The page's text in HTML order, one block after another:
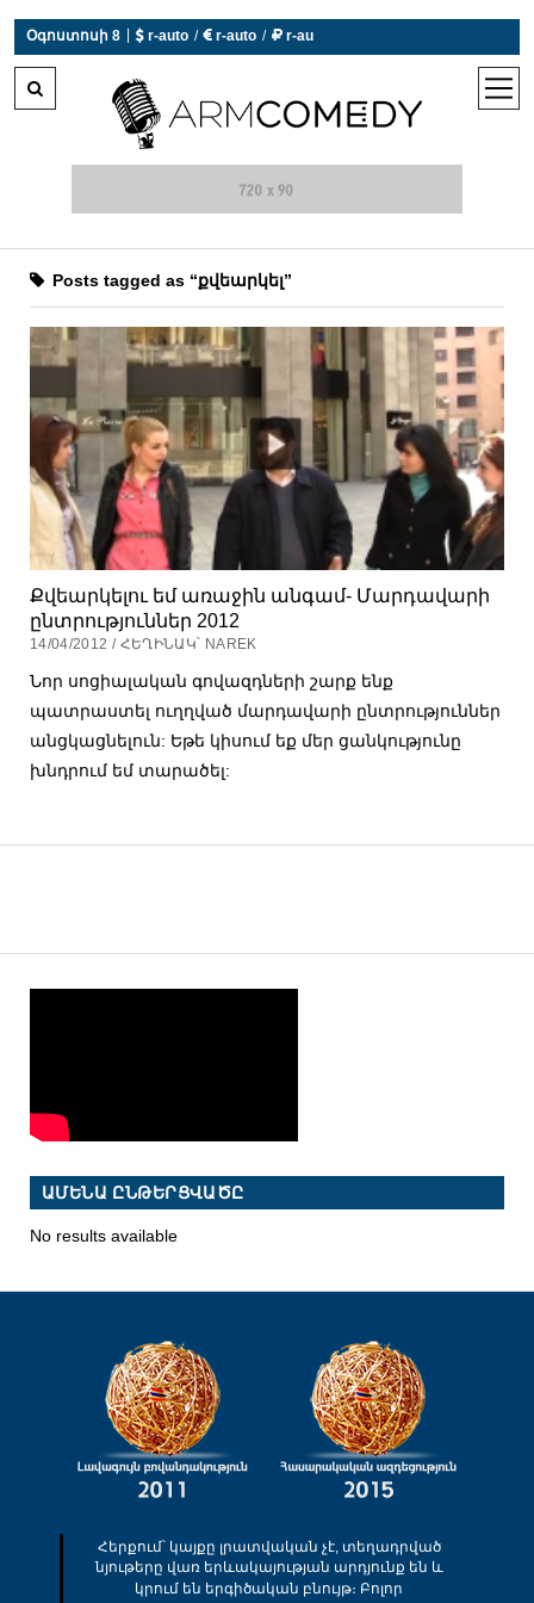
Օգոստոսի 8  r-auto /  r-auto /  r-au
open
Posts tagged as “քվեարկել”
Քվեարկելու եմ առաջին անգամ- Մարդավարի
ընտրություններ 2012
14/04/2012 / ՀԵՂԻՆԱԿ՝ NAREK
Նոր սոցիալական գովազդների շարք ենք
պատրաստել ուղղված մարդավարի ընտրություններ
անցկացնելուն: Եթե կիսում եք մեր ցանկությունը
խնդրում եմ տարածել:
ԱՄԵՆԱ ԸՆԹԵՐՑՎԱԾԸ
No results available
Հերքում՝ կայքը լրատվական չէ, տեղադրված
նյութերը վառ երևակայության արդյունք են և
կրում են երգիծական բնույթ։ Բոլոր